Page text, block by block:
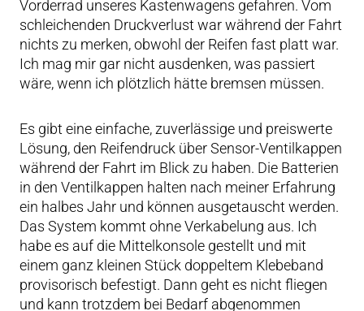
Vorderrad unseres Kastenwagens gefahren. Vom
schleichenden Druckverlust war während der Fahrt
nichts zu merken, obwohl der Reifen fast platt war.
Ich mag mir gar nicht ausdenken, was passiert
wäre, wenn ich plötzlich hätte bremsen müssen.
Es gibt eine einfache, zuverlässige und preiswerte
Lösung, den Reifendruck über Sensor-Ventilkappen
während der Fahrt im Blick zu haben. Die Batterien
in den Ventilkappen halten nach meiner Erfahrung
ein halbes Jahr und können ausgetauscht werden.
Das System kommt ohne Verkabelung aus. Ich
habe es auf die Mittelkonsole gestellt und mit
einem ganz kleinen Stück doppeltem Klebeband
provisorisch befestigt. Dann geht es nicht fliegen
und kann trotzdem bei Bedarf abgenommen